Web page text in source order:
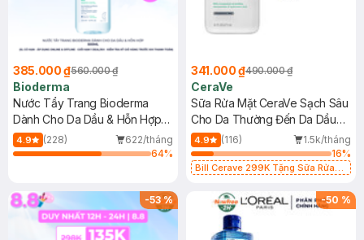
385.000 ₫560.000 ₫
Bioderma
Nước Tẩy Trang Bioderma
Dành Cho Da Dầu & Hỗn Hợp
500ml
4.9 (228)
622/tháng
64%
341.000 ₫490.000 ₫
CeraVe
Sữa Rửa Mặt CeraVe Sạch Sâu
Cho Da Thường Đến Da Dầu
473ml
4.9 (116)
1.5k/tháng
16%
Bill Cerave 299K Tặng Sữa Rửa
-53% -50 %